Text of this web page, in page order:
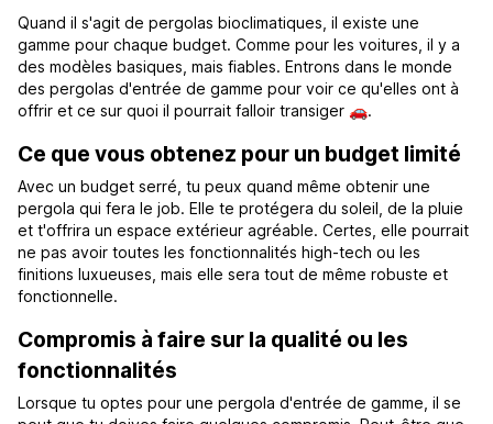
Quand il s'agit de pergolas bioclimatiques, il existe une
gamme pour chaque budget. Comme pour les voitures, il y a
des modèles basiques, mais fiables. Entrons dans le monde
des pergolas d'entrée de gamme pour voir ce qu'elles ont à
offrir et ce sur quoi il pourrait falloir transiger 🚗.
Ce que vous obtenez pour un budget limité
Avec un budget serré, tu peux quand même obtenir une
pergola qui fera le job. Elle te protégera du soleil, de la pluie
et t'offrira un espace extérieur agréable. Certes, elle pourrait
ne pas avoir toutes les fonctionnalités high-tech ou les
finitions luxueuses, mais elle sera tout de même robuste et
fonctionnelle.
Compromis à faire sur la qualité ou les
fonctionnalités
Lorsque tu optes pour une pergola d'entrée de gamme, il se